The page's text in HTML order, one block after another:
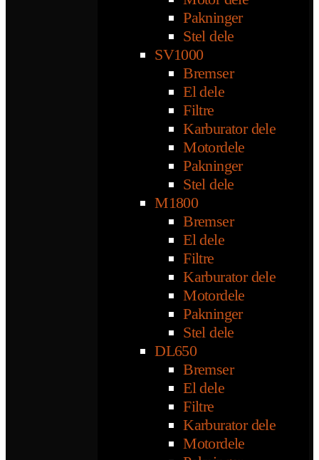
Pakninger
Stel dele
SV1000
Bremser
El dele
Filtre
Karburator dele
Motordele
Pakninger
Stel dele
M1800
Bremser
El dele
Filtre
Karburator dele
Motordele
Pakninger
Stel dele
DL650
Bremser
El dele
Filtre
Karburator dele
Motordele